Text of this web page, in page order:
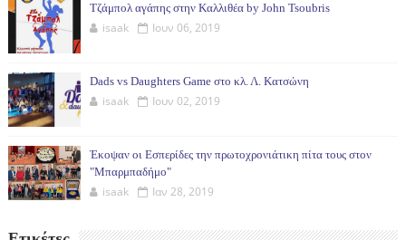
Τζάμπολ αγάπης στην Καλλιθέα by John Tsoubris
isaak Ιουν 06, 2019
Dads vs Daughters Game στο κλ. Λ. Κατσώνη
isaak Ιουν 02, 2019
Έκοψαν οι Εσπερίδες την πρωτοχρονιάτικη πίτα τους στον
"Μπαρμπαδήμο"
isaak Ιαν 28, 2019